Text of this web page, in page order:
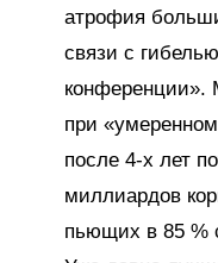
атрофия
связи с
конференции».
при
после 4-х лет
миллиардов
пьющих в 85 %